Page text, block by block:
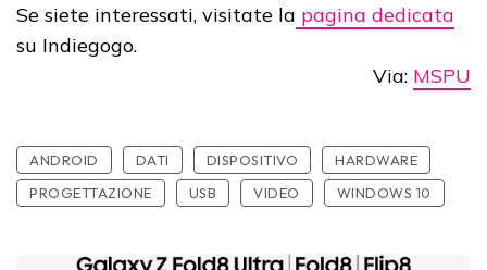
Se siete interessati, visitate la pagina dedicata
su Indiegogo.
Via: MSPU
ANDROID DATI DISPOSITIVO
HARDWARE
PROGETTAZIONE
USB VIDEO WINDOWS 10